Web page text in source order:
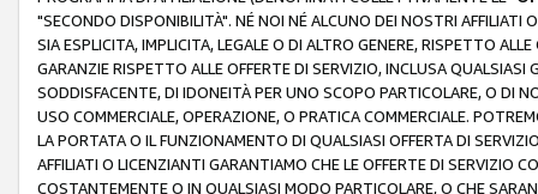
"SECONDO DISPONIBILITÀ". NÉ NOI NÉ ALCUNO DEI NOSTRI
SIA ESPLICITA, IMPLICITA, LEGALE O DI ALTRO GENERE, RISPETTO
GARANZIE RISPETTO ALLE OFFERTE DI SERVIZIO, INCLUSA
SODDISFACENTE, DI IDONEITÀ PER UNO SCOPO PARTICOLARE, O DI
USO COMMERCIALE, OPERAZIONE, O PRATICA COMMERCIALE.
LA PORTATA O IL FUNZIONAMENTO DI QUALSIASI OFFERTA DI
AFFILIATI O LICENZIANTI GARANTIAMO CHE LE OFFERTE DI SERVIZIO
COSTANTEMENTE O IN QUALSIASI MODO PARTICOLARE, O CHE